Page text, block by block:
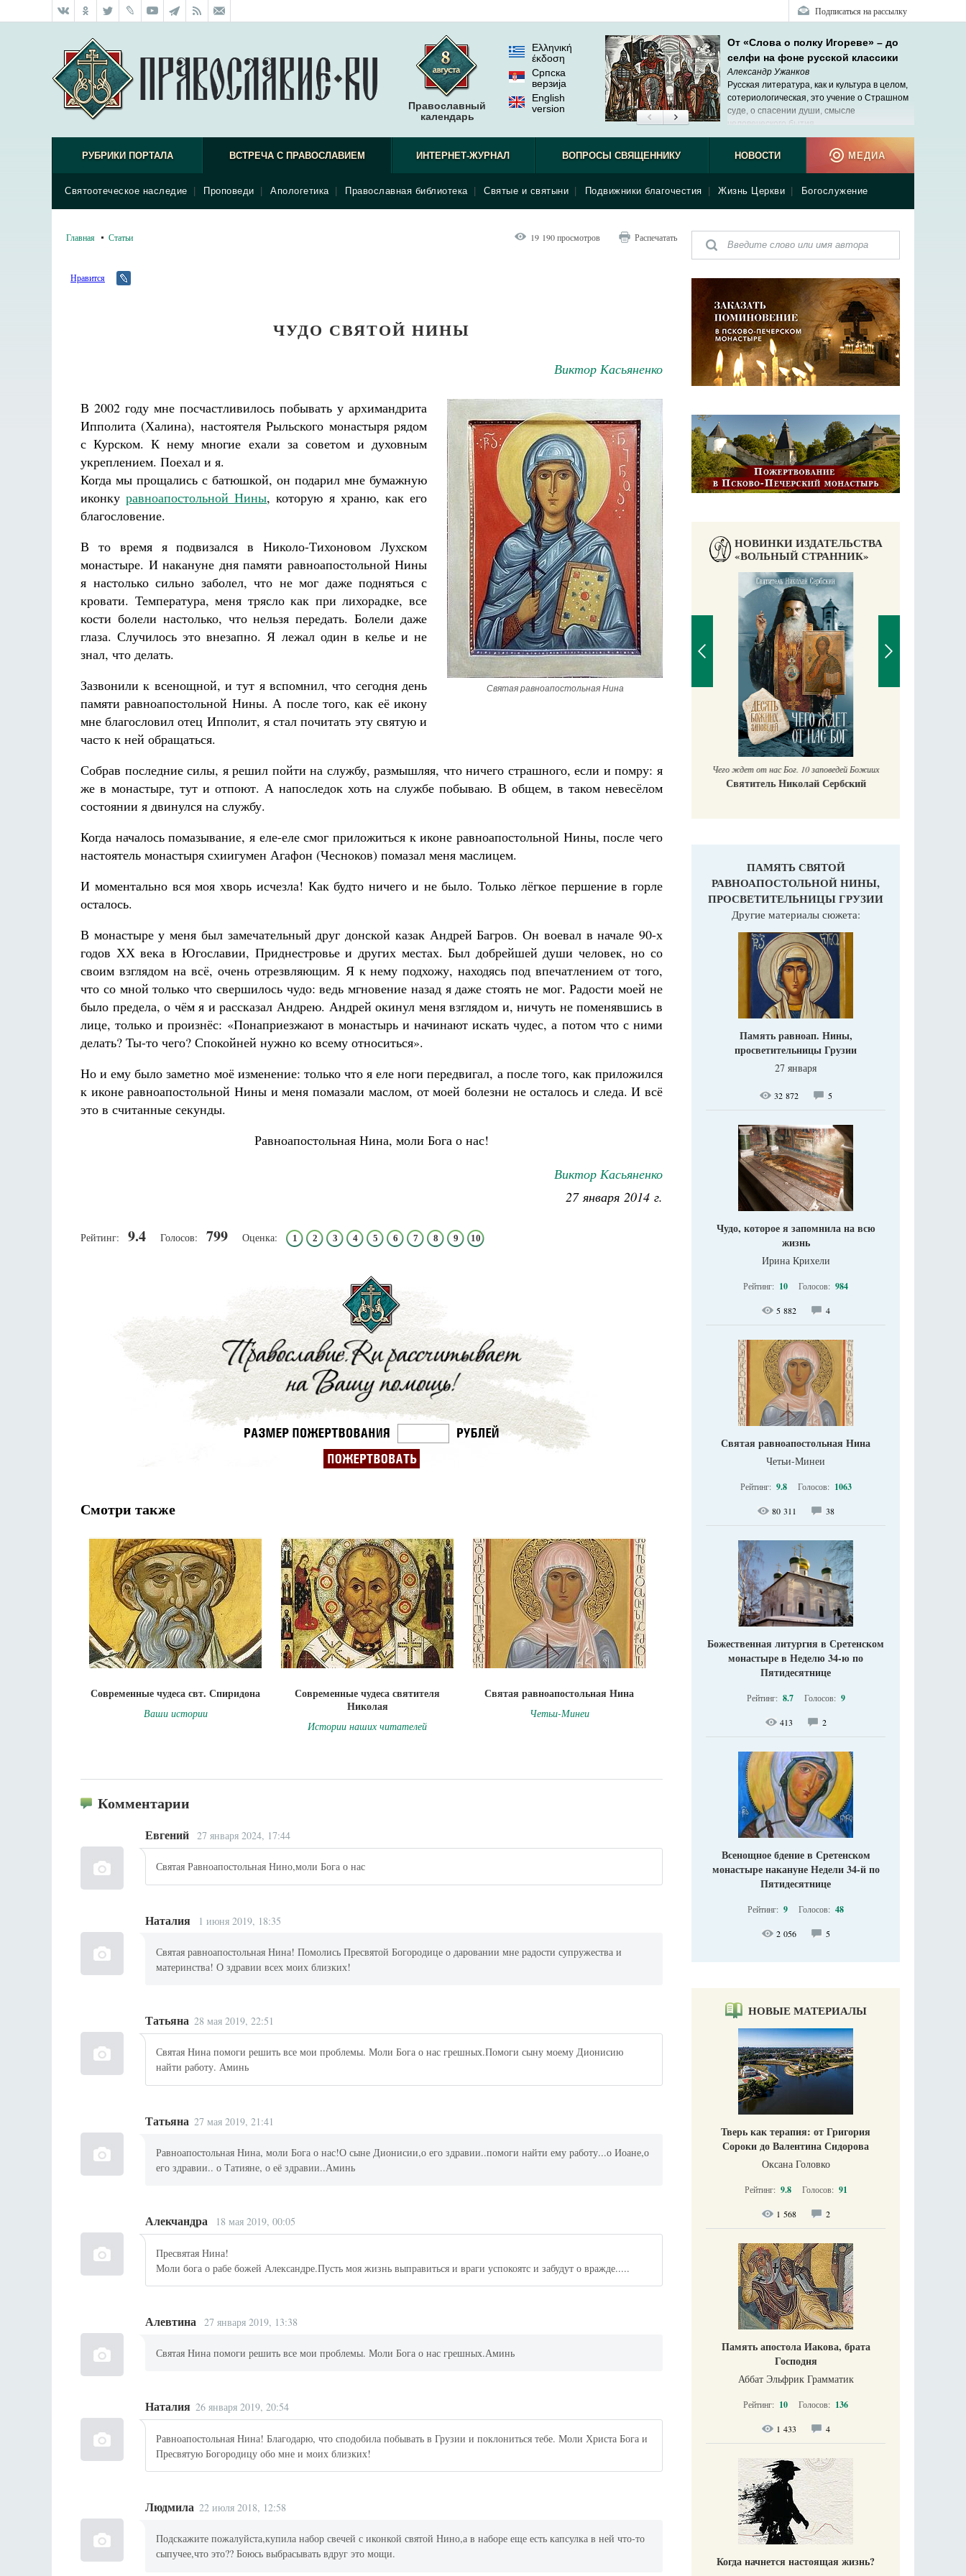
Подписаться на рассылку
Православный
календарь
Ελληνική
έκδοση
Српска
верзиjа
English
version
От «Слова о полку Игореве» – до
селфи на фоне русской классики
Александр Ужанков
Русская литература, как и культура в целом,
сотериологическая, это учение о Страшном
суде, о спасении души, смысле
человеческого бытия.
РУБРИКИ ПОРТАЛА ВСТРЕЧА С ПРАВОСЛАВИЕМ
Святоотеческое наследие Проповеди Апологетика Православная библиотека Святые и святыни Подвижники благочестия Жизнь Церкви Богослужение
ИНТЕРНЕТ-ЖУРНАЛ ВОПРОСЫ СВЯЩЕННИКУ НОВОСТИ МЕДИА
Главная Статьи 19 190 просмотров Распечатать
Нравится
ЧУДО СВЯТОЙ НИНЫ
Виктор Касьяненко
Святая равноапостольная Нина
В 2002 году мне посчастливилось побывать у архимандрита
Ипполита (Халина), настоятеля Рыльского монастыря рядом
с Курском. К нему многие ехали за советом и духовным
укреплением. Поехал и я.
Когда мы прощались с батюшкой, он подарил мне бумажную
иконкуравноапостольной Нины, которую я храню, как его
благословение.
В то время я подвизался в Николо-Тихоновом Лухском
монастыре. И накануне дня памяти равноапостольной Нины
я настолько сильно заболел, что не мог даже подняться с
кровати. Температура, меня трясло как при лихорадке, все
кости болели настолько, что нельзя передать. Болели даже
глаза. Случилось это внезапно. Я лежал один в келье и не
знал, что делать.
Зазвонили к всенощной, и тут я вспомнил, что сегодня день
памяти равноапостольной Нины. А после того, как её икону
мне благословил отец Ипполит, я стал почитать эту святую и
часто к ней обращаться.
Собрав последние силы, я решил пойти на службу, размышляя, что ничего страшного, если и помру: я
же в монастыре, тут и отпоют. А напоследок хоть на службе побываю. В общем, в таком невесёлом
состоянии я двинулся на службу.
Когда началось помазывание, я еле-еле смог приложиться к иконе равноапостольной Нины, после чего
настоятель монастыря схиигумен Агафон (Чесноков) помазал меня маслицем.
И моментально вся моя хворь исчезла! Как будто ничего и не было. Только лёгкое першение в горле
осталось.
В монастыре у меня был замечательный друг донской казак Андрей Багров. Он воевал в начале 90-х
годов ХХ века в Югославии, Приднестровье и других местах. Был добрейшей души человек, но со
своим взглядом на всё, очень отрезвляющим. Я к нему подхожу, находясь под впечатлением от того,
что со мной только что свершилось чудо: ведь мгновение назад я даже стоять не мог. Радости моей не
было предела, о чём я и рассказал Андрею. Андрей окинул меня взглядом и, ничуть не поменявшись в
лице, только и произнёс: «Понаприезжают в монастырь и начинают искать чудес, а потом что с ними
делать? Ты-то чего? Спокойней нужно ко всему относиться».
Но и ему было заметно моё изменение: только что я еле ноги передвигал, а после того, как приложился
к иконе равноапостольной Нины и меня помазали маслом, от моей болезни не осталось и следа. И всё
это в считанные секунды.
Равноапостольная Нина, моли Бога о нас!
Виктор Касьяненко
27 января 2014 г.
Рейтинг: 9.4 Голосов: 799 Оценка: 1 2 3 4 5 6 7 8 9 10
Смотри также
Современные чудеса свт. Спиридона
Ваши истории
Современные чудеса святителя
Николая
Истории наших читателей
Святая равноапостольная Нина
Четьи-Минеи
Комментарии
Евгений 27 января 2024, 17:44
Святая Равноапостольная Нино,моли Бога о нас
Наталия 1 июня 2019, 18:35
Святая равноапостольная Нина! Помолись Пресвятой Богородице о даровании мне радости супружества и
материнства! О здравии всех моих близких!
Татьяна 28 мая 2019, 22:51
Святая Нина помоги решить все мои проблемы. Моли Бога о нас грешных.Помоги сыну моему Дионисию
найти работу. Аминь
Татьяна 27 мая 2019, 21:41
Равноапостольная Нина, моли Бога о нас!О сыне Дионисии,о его здравии..помоги найти ему работу...о Иоане,о
его здравии.. о Татияне, о её здравии..Аминь
Алекчандра 18 мая 2019, 00:05
Пресвятая Нина!
Моли бога о рабе божей Александре.Пусть моя жизнь выправиться и враги успокоятс и забудут о вражде.....
Алевтина 27 января 2019, 13:38
Святая Нина помоги решить все мои проблемы. Моли Бога о нас грешных.Аминь
Наталия 26 января 2019, 20:54
Равноапостольная Нина! Благодарю, что сподобила побывать в Грузии и поклониться тебе. Моли Христа Бога и
Пресвятую Богородицу обо мне и моих близких!
Людмила 22 июля 2018, 12:58
Подскажите пожалуйста,купила набор свечей с иконкой святой Нино,а в наборе еще есть капсулка в ней что-то
сыпучее,что это?? Боюсь выбрасывать вдруг это мощи.
НОВИНКИ ИЗДАТЕЛЬСТВА
«ВОЛЬНЫЙ СТРАННИК»
Фредерика де Грааф Как найти своё место в жизни
Кирилл Мурышев
Чего ждет от нас Бог. 10 заповедей Божиих
Святитель Николай Сербский
ПАМЯТЬ СВЯТОЙ
РАВНОАПОСТОЛЬНОЙ НИНЫ,
ПРОСВЕТИТЕЛЬНИЦЫ ГРУЗИИ
Другие материалы сюжета:
Память равноап. Нины,
просветительницы Грузии
27 января
32 872 5
Чудо, которое я запомнила на всю
жизнь
Ирина Крихели
Рейтинг: 10 Голосов: 984
5 882 4
Святая равноапостольная Нина
Четьи-Минеи
Рейтинг: 9.8 Голосов: 1063
80 311 38
Божественная литургия в Сретенском
монастыре в Неделю 34-ю по
Пятидесятнице
Рейтинг: 8.7 Голосов: 9
413 2
Всенощное бдение в Сретенском
монастыре накануне Недели 34-й по
Пятидесятнице
Рейтинг: 9 Голосов: 48
2 056 5
НОВЫЕ МАТЕРИАЛЫ
Тверь как терапия: от Григория
Сороки до Валентина Сидорова
Оксана Головко
Рейтинг: 9.8 Голосов: 91
1 568 2
Память апостола Иакова, брата
Господня
Аббат Эльфрик Грамматик
Рейтинг: 10 Голосов: 136
1 433 4
Когда начнется настоящая жизнь?